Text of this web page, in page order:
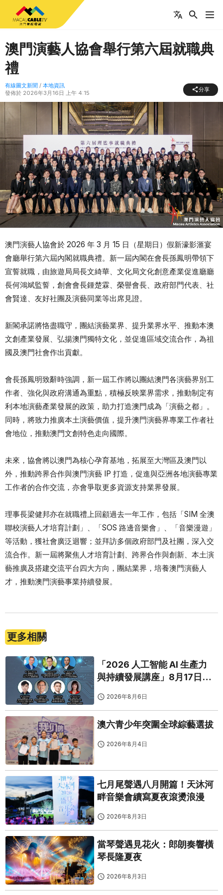
澳門演藝人協會舉行第六屆就職典
禮
有線圖文新聞 / 本地資訊
發佈於 2026年3月16日 上午 4:15
分享
澳門演藝人協會於 2026 年 3 月 15 日（星期日）假新濠影滙宴
會廳舉行第六屆內閣就職典禮。新一屆內閣在會長孫鳳明帶領下
宣誓就職，由旅遊局局長文綺華、文化局文化創意產業促進廳廳
長何鴻斌監誓，創會會長鍾楚霖、榮譽會長、政府部門代表、社
會賢達、友好社團及演藝同業等出席見證。
新閣承諾將恪盡職守，團結演藝業界、提升業界水平、推動本澳
文創產業發展、弘揚澳門獨特文化，並促進區域交流合作，為祖
國及澳門社會作出貢獻。
會長孫鳳明致辭時強調，新一屆工作將以團結澳門各演藝界別工
作者、強化與政府溝通為重點，積極反映業界需求，推動制定有
利本地演藝產業發展的政策，助力打造澳門成為「演藝之都」。
同時，將致力推廣本土演藝價值，提升澳門演藝界專業工作者社
會地位，推動澳門文創特色走向國際。
未來，協會將以澳門為核心孕育基地，拓展至大灣區及澳門以
外，推動跨界合作與澳門演藝 IP 打造，促進與亞洲各地演藝專業
工作者的合作交流，亦會爭取更多資源支持業界發展。
理事長梁健邦亦在就職禮上回顧過去一年工作，包括「SIM 全澳
聯校演藝人才培育計劃」、「SOS 路邊音樂會」、「音樂漫遊」
等活動，獲社會廣泛迴響；並拜訪多個政府部門及社團，深入交
流合作。新一屆將聚焦人才培育計劃、跨界合作與創新、本土演
藝推廣及搭建交流平台四大方向，團結業界，培養澳門演藝人
才，推動澳門演藝事業持續發展。
更多相關
「2026 人工智能 AI 生產力
與持續發展講座」8月17日免
2026年8月6日
澳六青少年突圍全球綜藝選拔
2026年8月4日
七月尾聲遇八月開篇！天沐河
畔音樂會續寫夏夜滾燙浪漫
2026年8月3日
當琴聲遇見花火：郎朗奏響橫
琴長隆夏夜
2026年8月3日